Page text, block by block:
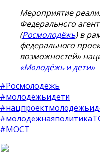
Мероприятие
Федерального
(Росмолодёжь) в
федерального
возможностей»
«Молодёжь и дети»
#Росмолодёжь
#молодёжьидети
#МОСТ